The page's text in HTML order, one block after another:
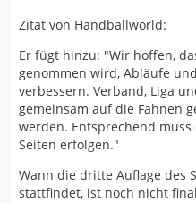
Zitat von Handballworld:
Er fügt hinzu: "Wir hoffen,
genommen wird, Abläufe
verbessern. Verband, Liga
gemeinsam auf die Fahnen
werden. Entsprechend
Seiten erfolgen."
Wann die dritte Auflage des
stattfindet, ist noch nicht